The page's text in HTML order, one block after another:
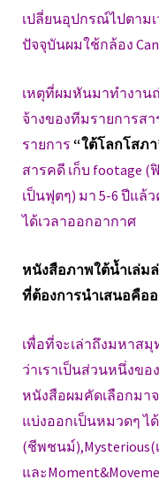
เปลี่ยนอุปกรณ์ไปตาม
ปัจจุบันผมใช้กล้อง
เหตุที่ผมหันมาทำงาน
จ้างของทีมรายการส
รายการ “ใต้โลกโสภา
สารคดี เก็บ footage
เป็นฟุตๆ) มา 5-6 ปีแล้
ได้เวลาออกอากาศ
หนังสือภาพใต้น้ำเล่
ที่ต้องการนำเสนอคือ
เพื่อที่จะเล่าถึงมหาส
ว่าเราเป็นส่วนหนึ่งข
หนังสือผมคัดเลือกมา
แบ่งออกเป็นหมวดๆ ไ
(ชีพชนม์),Mysterious(
และ